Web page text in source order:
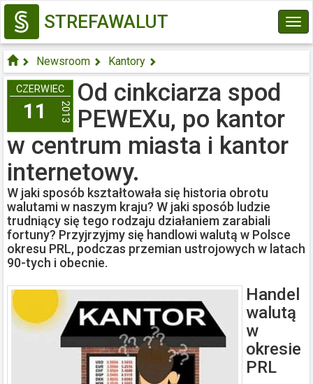
STREFAWALUT
Newsroom
Kantory
Od cinkciarza spod PEWEXu, po ...
CZERWIEC
11 2013
Od cinkciarza spod
PEWEXu, po kantor
w centrum miasta i kantor
internetowy.
W jaki sposób kształtowała się historia obrotu
walutami w naszym kraju? W jaki sposób ludzie
trudniący się tego rodzaju działaniem zarabiali
fortuny? Przyjrzyjmy się handlowi walutą w Polsce
okresu PRL, podczas przemian ustrojowych w latach
90-tych i obecnie.
Handel
walutą
w
okresie
PRL